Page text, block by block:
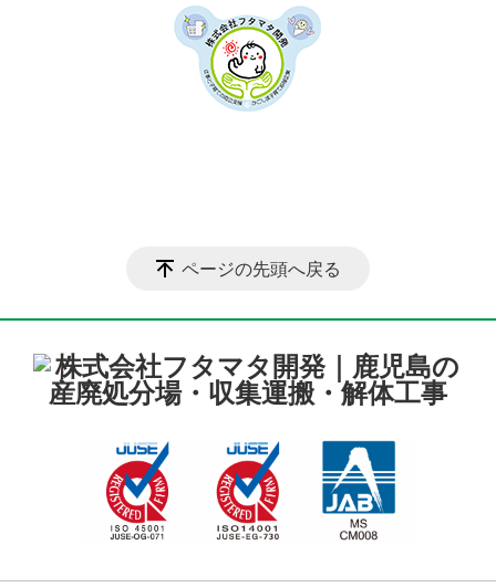
ページの先頭へ戻る